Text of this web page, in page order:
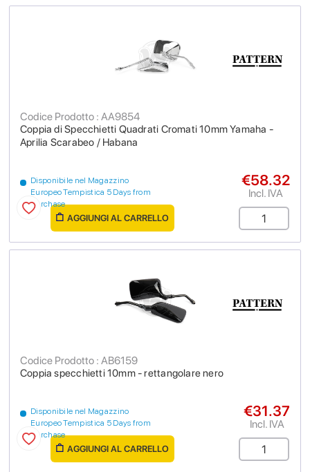
Coppia di Specchietti Quadrati Cromati 10mm Yamaha -
Aprilia Scarabeo / Habana
Codice Prodotto : AA9854
Disponibile nel Magazzino
Europeo Tempistica 5 Days from
purchase
€58.32
Incl. IVA
AGGIUNGI AL CARRELLO
Coppia specchietti 10mm - rettangolare nero
Codice Prodotto : AB6159
Disponibile nel Magazzino
Europeo Tempistica 5 Days from
purchase
€31.37
Incl. IVA
AGGIUNGI AL CARRELLO